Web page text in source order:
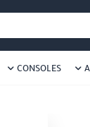
ليصلك كل
CONSOLES